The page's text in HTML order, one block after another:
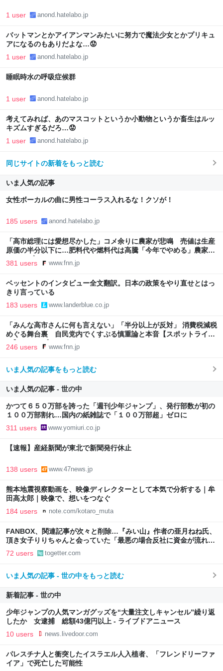
1 user anond.hatelabo.jp
バットマンとかアイアンマンみたいに努力で魔法少女とかプリキュ
アになるのもありだよな…😟
1 user anond.hatelabo.jp
睡眠時水の呼吸症候群
1 user anond.hatelabo.jp
考えてみれば、あのマスコットというか小動物というか畜生はルッ
キズムすぎるだろ…😟
1 user anond.hatelabo.jp
同じサイトの新着をもっと読む
いま人気の記事
女性ボーカルの曲に男性コーラス入れるな！クソが！
185 users anond.hatelabo.jp
「高市総理には愛想尽かした」コメ余りに農家が悲鳴 売値は生産
原価の半分以下に…肥料代や燃料代は高騰「今年でやめる」農家も
｜FNNプライムオンライン
381 users www.fnn.jp
ベッセントのインタビュー全文翻訳。日本の政策をやり直せとはっ
きり言っている
183 users www.landerblue.co.jp
「みんな高市さんに何も言えない」「半分以上が反対」 消費税減税
めぐる舞台裏 自民党内でくすぶる慎重論と本音【スポットライ
ト】｜FNNプライムオンライン
246 users www.fnn.jp
いま人気の記事をもっと読む
いま人気の記事 - 世の中
かつて６５０万部を誇った「週刊少年ジャンプ」、発行部数が初の
１００万部割れ…国内の紙雑誌で「１００万部超」ゼロに
311 users www.yomiuri.co.jp
【速報】産経新聞が東北で新聞発行休止
138 users www.47news.jp
熊本地震視察動画を、映像ディレクターとして本気で分析する｜牟
田高太郎｜映像で、想いをつなぐ
184 users note.com/kotaro_muta
FANBOX、関連記事が次々と削除…『みい山』作者の亜月ねね氏、
頂き女子りりちゃんと会っていた「最悪の場合反社に資金が流れか
ねない」
72 users togetter.com
いま人気の記事 - 世の中をもっと読む
新着記事 - 世の中
少年ジャンプの人気マンガグッズを“大量注文しキャンセル”繰り返
したか 女逮捕 総額43億円以上 - ライブドアニュース
10 users news.livedoor.com
パレスチナ人と衝突したイスラエル人入植者、「フレンドリーファ
イア」で死亡した可能性